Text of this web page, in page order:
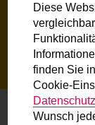
STARTSEITE
Diese
finden Sie
Cookie-
Wunsch